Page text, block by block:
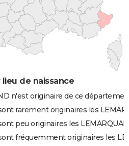
lieu de naissance
n'est originaire de ce
rarement originaires les
peu originaires les
fréquemment originaires les